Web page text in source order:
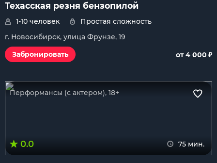
Техасская резня бензопилой
1-10 человек
Простая сложность
г. Новосибирск, улица Фрунзе, 19
Забронировать
от 4 000 ₽
Перформансы (с актером), 18+
0.0 75 мин.